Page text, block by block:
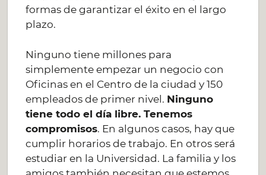
formas de garantizar el éxito en el largo
plazo.
Ninguno tiene millones para
simplemente empezar un negocio con
Oficinas en el Centro de la ciudad y 150
empleados de primer nivel. Ninguno
tiene todo el día libre. Tenemos
compromisos. En algunos casos, hay que
cumplir horarios de trabajo. En otros será
estudiar en la Universidad. La familia y los